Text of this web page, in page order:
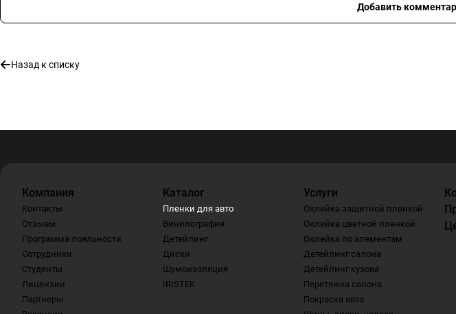
Добавить
Назад к списку
Компания
Контакты
Отзывы
Программа лояльности
Сотрудники
Студенты
Лицензии
Партнеры
Каталог
Пленки для авто
Винилография
Детейлинг
Диски
Шумоизоляция
IRISTEK
Услуги
Оклейка защитной пленкой
Оклейка цветной пленкой
Оклейка по элементам
Детейлинг салона
Детейлинг кузова
Перетяжка салона
Покраска авто